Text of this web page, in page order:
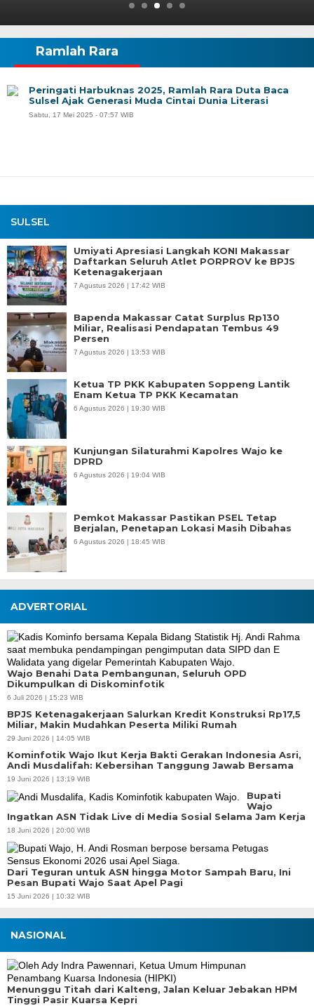
SULSEL
Umiyati Apresiasi Langkah KONI Makassar
Daftarkan Seluruh Atlet PORPROV ke BPJS
Ketenagakerjaan
7 Agustus 2026 | 17:42 WIB
Bapenda Makassar Catat Surplus Rp130
Miliar, Realisasi Pendapatan Tembus 49
Persen
7 Agustus 2026 | 13:53 WIB
Ketua TP PKK Kabupaten Soppeng Lantik
Enam Ketua TP PKK Kecamatan
6 Agustus 2026 | 19:30 WIB
Kunjungan Silaturahmi Kapolres Wajo ke
DPRD
6 Agustus 2026 | 19:04 WIB
Pemkot Makassar Pastikan PSEL Tetap
Berjalan, Penetapan Lokasi Masih Dibahas
6 Agustus 2026 | 18:45 WIB
Ramlah Rara
Peringati Harbuknas 2025, Ramlah Rara Duta Baca
Sulsel Ajak Generasi Muda Cintai Dunia Literasi
Sabtu, 17 Mei 2025 - 07:57 WIB
ADVERTORIAL
Wajo Benahi Data Pembangunan, Seluruh OPD
Dikumpulkan di Diskominfotik
6 Juli 2026 | 15:23 WIB
BPJS Ketenagakerjaan Salurkan Kredit Konstruksi Rp17,5
Miliar, Makin Mudahkan Peserta Miliki Rumah
29 Juni 2026 | 14:05 WIB
Kominfotik Wajo Ikut Kerja Bakti Gerakan Indonesia Asri,
Andi Musdalifah: Kebersihan Tanggung Jawab Bersama
19 Juni 2026 | 13:19 WIB
Bupati
Wajo
Ingatkan ASN Tidak Live di Media Sosial Selama Jam Kerja
18 Juni 2026 | 20:00 WIB
Dari Teguran untuk ASN hingga Motor Sampah Baru, Ini
Pesan Bupati Wajo Saat Apel Pagi
15 Juni 2026 | 10:32 WIB
NASIONAL
Menunggu Titah dari Kalteng, Jalan Keluar Jebakan HPM
Tinggi Pasir Kuarsa Kepri